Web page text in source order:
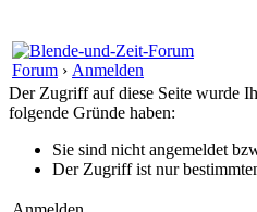
Forum › Anmelden
Der Zugriff auf diese Seite wurde
folgende Gründe haben:
Sie sind nicht angemeldet
Der Zugriff ist nur